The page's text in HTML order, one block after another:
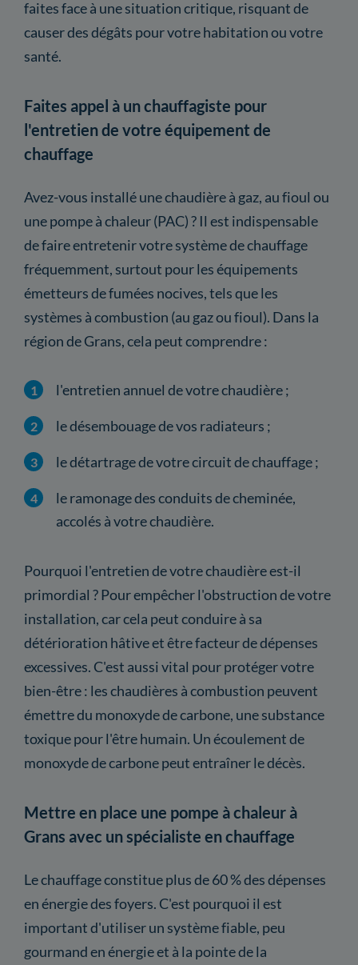
faites face à une situation critique, risquant de
causer des dégâts pour votre habitation ou votre
santé.
Faites appel à un chauffagiste pour
l'entretien de votre équipement de
chauffage
Avez-vous installé une chaudière à gaz, au fioul ou
une pompe à chaleur (PAC) ? Il est indispensable
de faire entretenir votre système de chauffage
fréquemment, surtout pour les équipements
émetteurs de fumées nocives, tels que les
systèmes à combustion (au gaz ou fioul). Dans la
région de Grans, cela peut comprendre :
l'entretien annuel de votre chaudière ;
le désembouage de vos radiateurs ;
le détartrage de votre circuit de chauffage ;
le ramonage des conduits de cheminée,
accolés à votre chaudière.
Pourquoi l'entretien de votre chaudière est-il
primordial ? Pour empêcher l'obstruction de votre
installation, car cela peut conduire à sa
détérioration hâtive et être facteur de dépenses
excessives. C'est aussi vital pour protéger votre
bien-être : les chaudières à combustion peuvent
émettre du monoxyde de carbone, une substance
toxique pour l'être humain. Un écoulement de
monoxyde de carbone peut entraîner le décès.
Mettre en place une pompe à chaleur à
Grans avec un spécialiste en chauffage
Le chauffage constitue plus de 60 % des dépenses
en énergie des foyers. C'est pourquoi il est
important d'utiliser un système fiable, peu
gourmand en énergie et à la pointe de la